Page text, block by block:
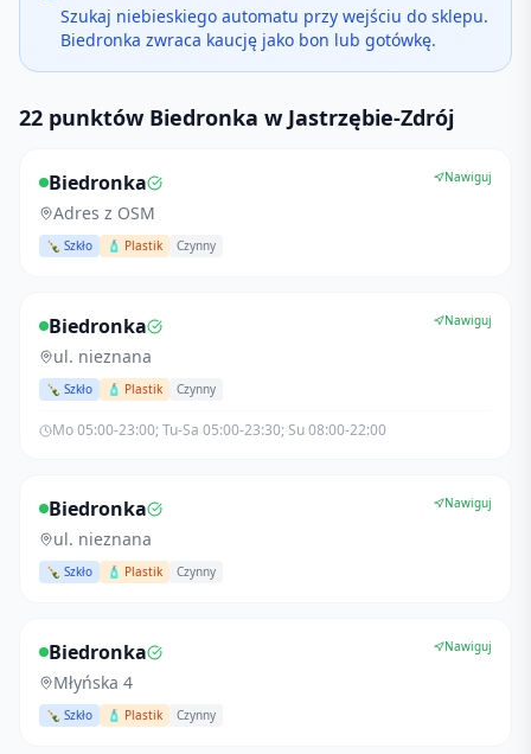
Szukaj niebieskiego automatu przy wejściu do sklepu.
Biedronka zwraca kaucję jako bon lub gotówkę.
22 punktów Biedronka w Jastrzębie-Zdrój
Biedronka
Adres z OSM
🍾 Szkło 🧴 Plastik Czynny
Nawiguj
Biedronka
ul. nieznana
🍾 Szkło 🧴 Plastik Czynny
Nawiguj
Mo 05:00-23:00; Tu-Sa 05:00-23:30; Su 08:00-22:00
Biedronka
ul. nieznana
🍾 Szkło 🧴 Plastik Czynny
Nawiguj
Biedronka
Młyńska 4
🍾 Szkło 🧴 Plastik Czynny
Nawiguj